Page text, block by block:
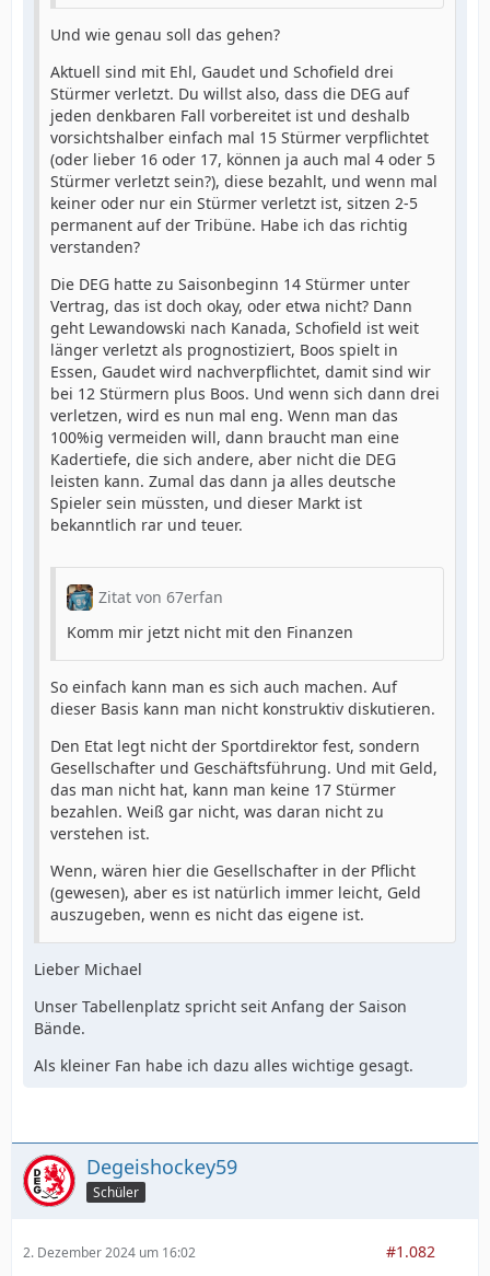
Und wie genau soll das gehen?
Aktuell sind mit Ehl, Gaudet und Schofield drei
Stürmer verletzt. Du willst also, dass die DEG auf
jeden denkbaren Fall vorbereitet ist und deshalb
vorsichtshalber einfach mal 15 Stürmer verpflichtet
(oder lieber 16 oder 17, können ja auch mal 4 oder 5
Stürmer verletzt sein?), diese bezahlt, und wenn mal
keiner oder nur ein Stürmer verletzt ist, sitzen 2-5
permanent auf der Tribüne. Habe ich das richtig
verstanden?
Die DEG hatte zu Saisonbeginn 14 Stürmer unter
Vertrag, das ist doch okay, oder etwa nicht? Dann
geht Lewandowski nach Kanada, Schofield ist weit
länger verletzt als prognostiziert, Boos spielt in
Essen, Gaudet wird nachverpflichtet, damit sind wir
bei 12 Stürmern plus Boos. Und wenn sich dann drei
verletzen, wird es nun mal eng. Wenn man das
100%ig vermeiden will, dann braucht man eine
Kadertiefe, die sich andere, aber nicht die DEG
leisten kann. Zumal das dann ja alles deutsche
Spieler sein müssten, und dieser Markt ist
bekanntlich rar und teuer.
Zitat von 67erfan
Komm mir jetzt nicht mit den Finanzen
So einfach kann man es sich auch machen. Auf
dieser Basis kann man nicht konstruktiv diskutieren.
Den Etat legt nicht der Sportdirektor fest, sondern
Gesellschafter und Geschäftsführung. Und mit Geld,
das man nicht hat, kann man keine 17 Stürmer
bezahlen. Weiß gar nicht, was daran nicht zu
verstehen ist.
Wenn, wären hier die Gesellschafter in der Pflicht
(gewesen), aber es ist natürlich immer leicht, Geld
auszugeben, wenn es nicht das eigene ist.
Lieber Michael
Unser Tabellenplatz spricht seit Anfang der Saison
Bände.
Als kleiner Fan habe ich dazu alles wichtige gesagt.
Degeishockey59
Schüler
2. Dezember 2024 um 16:02 #1.082